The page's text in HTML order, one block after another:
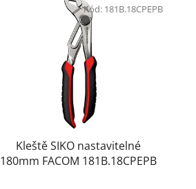
Kleště SIKO nastavitelné
180mm FACOM 181B.18CPEPB
Kód: 181B.18CPEPB